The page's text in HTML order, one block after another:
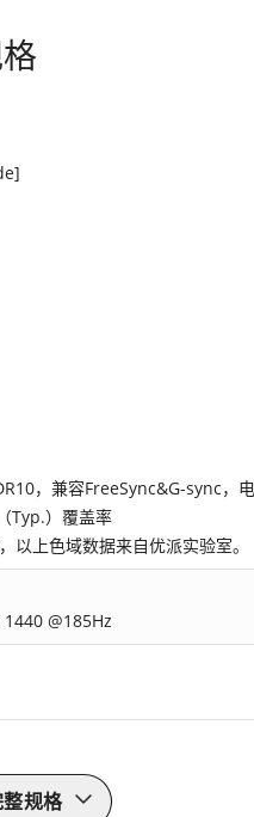
，兼容FreeSync&G-sync，
Typ.）覆盖率
上色域数据来自优派实验室。
@185Hz
规格